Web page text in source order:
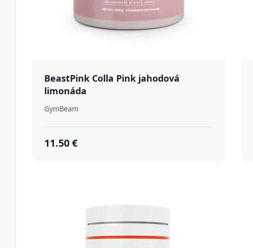
BeastPink Colla Pink jahodová
limonáda
GymBeam
11.50 €